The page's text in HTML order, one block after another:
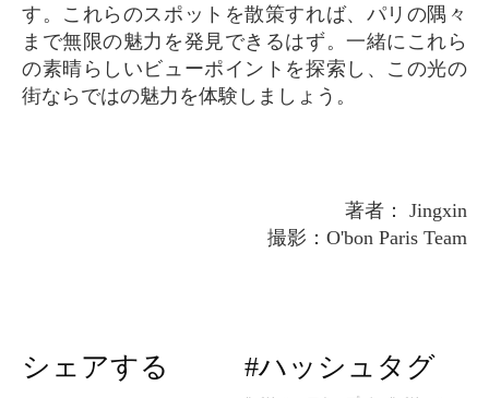
す。これらのスポットを散策すれば、パリの隅々
まで無限の魅力を発見できるはず。一緒にこれら
の素晴らしいビューポイントを探索し、この光の
街ならではの魅力を体験しましょう。
著者： Jingxin
撮影：O'bon Paris Team
シェアする #ハッシュタグ